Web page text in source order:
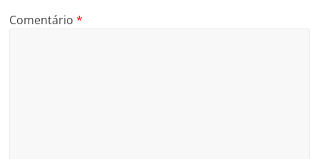
Comentário*